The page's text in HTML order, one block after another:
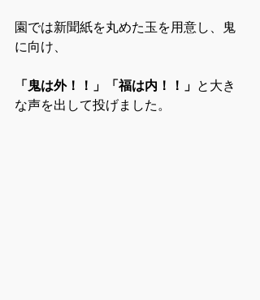
園では新聞紙を丸めた玉を用意し、鬼
に向け、
「鬼は外！！」「福は内！！」 と大き
な声を出して投げました。